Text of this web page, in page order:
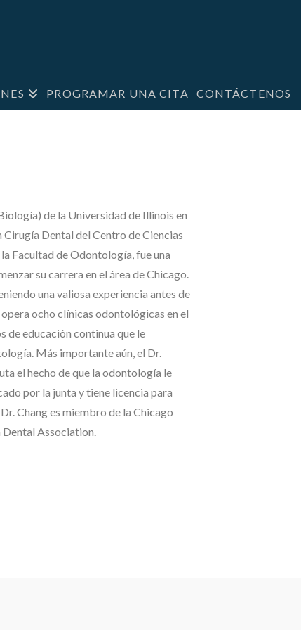
PROGRAMAR UNA CITA CONTÁCTENOS
de la Universidad de Illinois en
Dental del Centro de Ciencias
Facultad de Odontología, fue una
su carrera en el área de Chicago.
una valiosa experiencia antes de
ocho clínicas odontológicas en el
de educación continua que le
Más importante aún, el Dr.
el hecho de que la odontología le
por la junta y tiene licencia para
Chang es miembro de la Chicago
Dental Association.